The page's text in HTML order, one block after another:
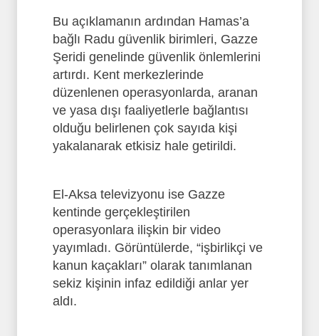
Bu açıklamanın ardından Hamas’a
bağlı Radu güvenlik birimleri, Gazze
Şeridi genelinde güvenlik önlemlerini
artırdı. Kent merkezlerinde
düzenlenen operasyonlarda, aranan
ve yasa dışı faaliyetlerle bağlantısı
olduğu belirlenen çok sayıda kişi
yakalanarak etkisiz hale getirildi.
El-Aksa televizyonu ise Gazze
kentinde gerçekleştirilen
operasyonlara ilişkin bir video
yayımladı. Görüntülerde, “işbirlikçi ve
kanun kaçakları” olarak tanımlanan
sekiz kişinin infaz edildiği anlar yer
aldı.